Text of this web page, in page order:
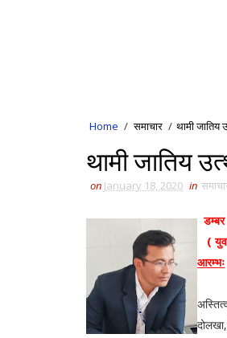
Home / समाचार / थामी जातिय
थामी जातिय
on January 18, 2020 in
डम्बर
(
आरम्भः